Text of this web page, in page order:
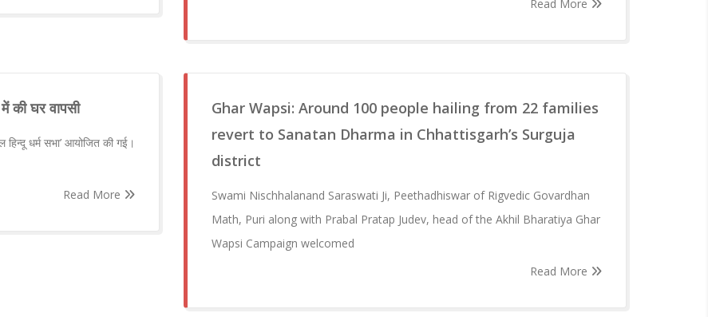
Read More
की घर वापसी
धर्म सभा’ आयोजित की गई।
Read More
Ghar Wapsi: Around 100 people hailing from 22 families
revert to Sanatan Dharma in Chhattisgarh’s Surguja
district
Swami Nischhalanand Saraswati Ji, Peethadhiswar of Rigvedic Govardhan
Math, Puri along with Prabal Pratap Judev, head of the Akhil Bharatiya Ghar
Wapsi Campaign welcomed
Read More